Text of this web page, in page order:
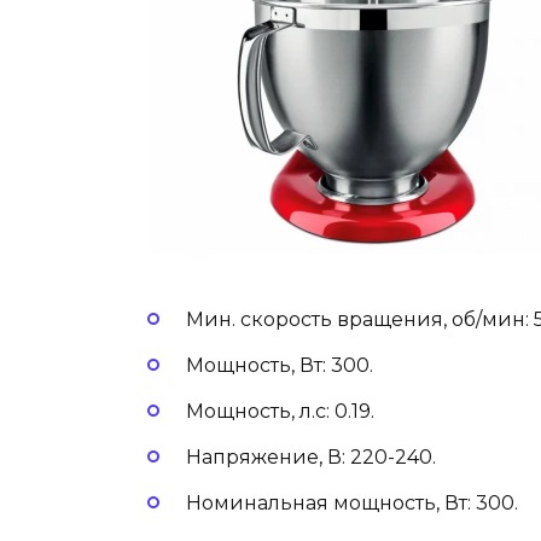
Мин. скорость вращения, об/мин:
Мощность, Вт: 300.
Мощность, л.с: 0.19.
Напряжение, В: 220-240.
Номинальная мощность, Вт: 300.